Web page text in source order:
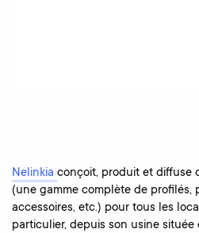
Nelinkia conçoit, produit et diffuse
(une gamme complète de profilés,
accessoires, etc.) pour tous les
particulier, depuis son usine située